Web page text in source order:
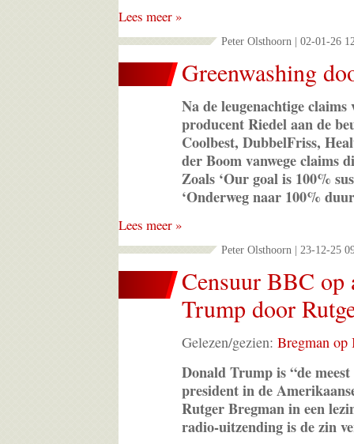
Lees meer »
Peter Olsthoorn | 02-01-26
Greenwashing
Na de leugenachtige
producent Riedel aan de
Coolbest, DubbelFriss,
der Boom vanwege claims
Zoals ‘Our goal is 100%
‘Onderweg naar 100%
Lees meer »
Peter Olsthoorn | 23-12-25
Censuur BBC op
Trump door
Gelezen/gezien: Bregman op
Donald Trump is “de
president in de
Rutger Bregman in een
radio-uitzending is de zin